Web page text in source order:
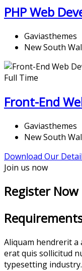
PHP Web
Gaviasthemes
New South
Full Time
Front-End
Gaviasthemes
New South
Download Our
Join us now
Register Now
Aliquam hendrerit a
erat quis sollicitud
typesetting industry.